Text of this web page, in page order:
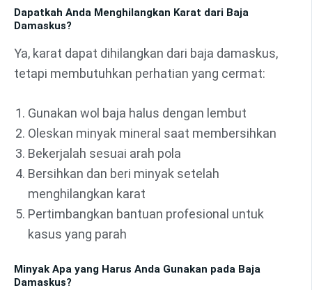
Dapatkah Anda Menghilangkan Karat dari Baja
Damaskus?
Ya, karat dapat dihilangkan dari baja damaskus,
tetapi membutuhkan perhatian yang cermat:
Gunakan wol baja halus dengan lembut
Oleskan minyak mineral saat membersihkan
Bekerjalah sesuai arah pola
Bersihkan dan beri minyak setelah
menghilangkan karat
Pertimbangkan bantuan profesional untuk
kasus yang parah
Minyak Apa yang Harus Anda Gunakan pada Baja
Damaskus?